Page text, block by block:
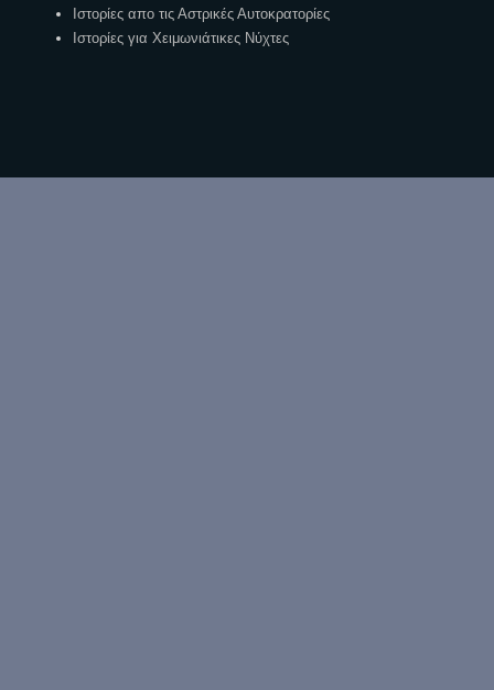
Ιστορίες απο τις Αστρικές Αυτοκρατορίες
Ιστορίες για Χειμωνιάτικες Νύχτες